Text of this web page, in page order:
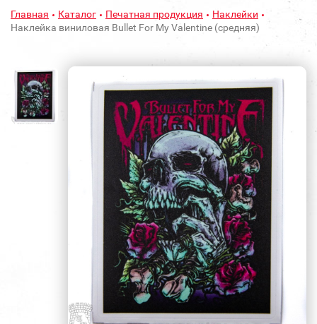
Главная Каталог Печатная продукция
Наклейки
Наклейка виниловая Bullet For My Valentine (средняя)